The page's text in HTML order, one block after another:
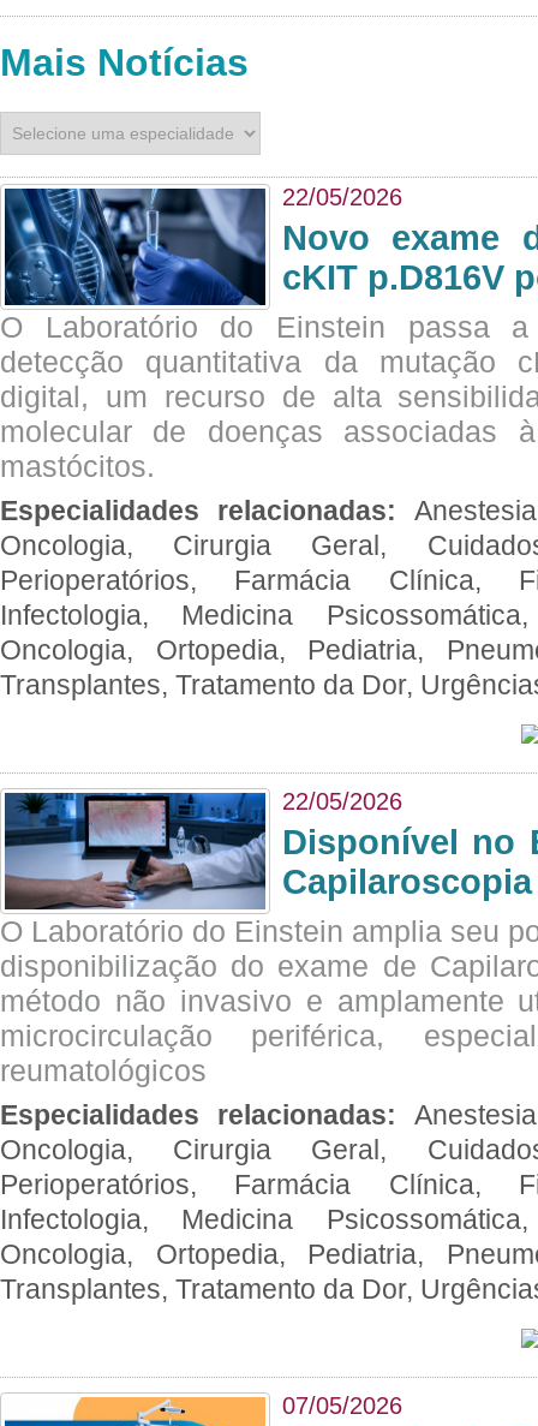
Mais Notícias
22/05/2026
Novo exame
cKIT p.D816V
O Laboratório do Einstein passa
detecção quantitativa da mutação
digital, um recurso de alta
molecular de doenças associadas
mastócitos.
Especialidades relacionadas:
Oncologia, Cirurgia Geral,
Perioperatórios, Farmácia Clínica,
Infectologia, Medicina
Oncologia, Ortopedia, Pediatria,
Transplantes, Tratamento da Dor,
22/05/2026
Disponível no
O Laboratório do Einstein amplia seu
disponibilização do exame de
método não invasivo e amplamente
microcirculação periférica,
reumatológicos
Especialidades relacionadas:
Oncologia, Cirurgia Geral,
Perioperatórios, Farmácia Clínica,
Infectologia, Medicina
Oncologia, Ortopedia, Pediatria,
Transplantes, Tratamento da Dor,
07/05/2026